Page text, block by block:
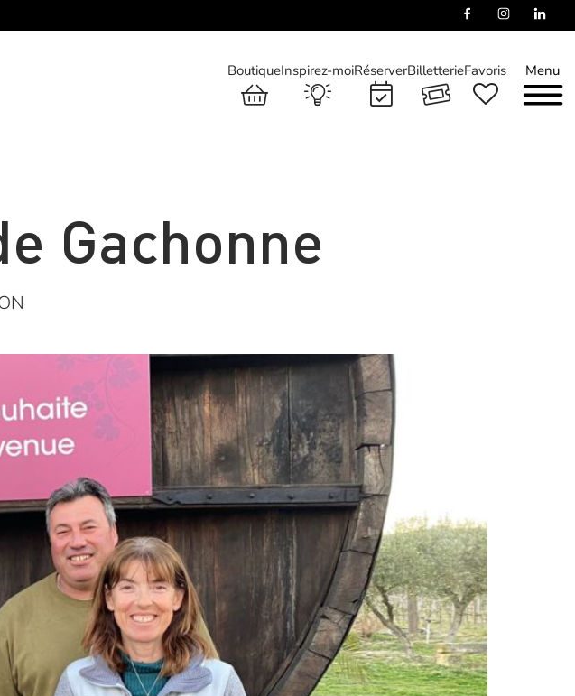
Menu
BoutiqueInspirez-moiRéserverBilletterieFavoris
Gachonne